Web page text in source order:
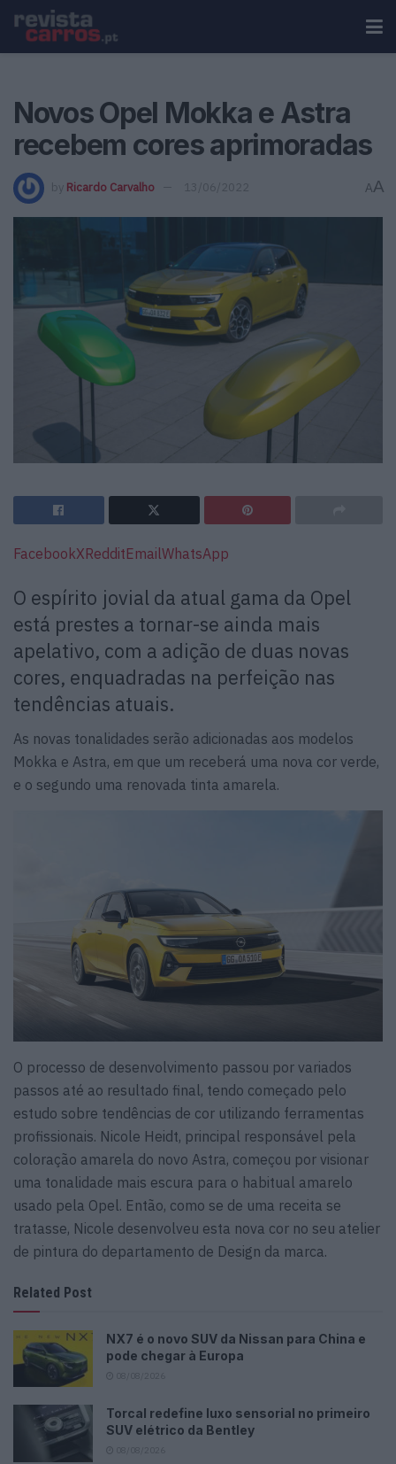
Novos Opel Mokka e Astra
recebem cores aprimoradas
by Ricardo Carvalho 13/06/2022 AA
FacebookXRedditEmailWhatsApp
O espírito jovial da atual gama da Opel
está prestes a tornar-se ainda mais
apelativo, com a adição de duas novas
cores, enquadradas na perfeição nas
tendências atuais.
As novas tonalidades serão adicionadas aos modelos
Mokka e Astra, em que um receberá uma nova cor verde,
e o segundo uma renovada tinta amarela.
O processo de desenvolvimento passou por variados
passos até ao resultado final, tendo começado pelo
estudo sobre tendências de cor utilizando ferramentas
profissionais. Nicole Heidt, principal responsável pela
coloração amarela do novo Astra, começou por visionar
uma tonalidade mais escura para o habitual amarelo
usado pela Opel. Então, como se de uma receita se
tratasse, Nicole desenvolveu esta nova cor no seu atelier
de pintura do departamento de Design da marca.
Related Post
NX7 é o novo SUV da Nissan para China e
pode chegar à Europa
Torcal redefine luxo sensorial no primeiro
SUV elétrico da Bentley